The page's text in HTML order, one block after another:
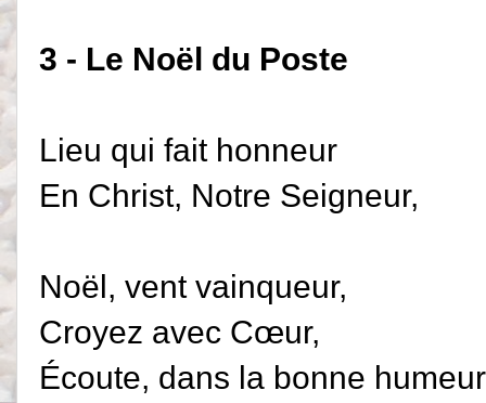
3 - Le Noël du Poste
Lieu qui fait honneur
En Christ, Notre Seigneur,
Noël, vent vainqueur,
Croyez avec Cœur,
Écoute, dans la bonne